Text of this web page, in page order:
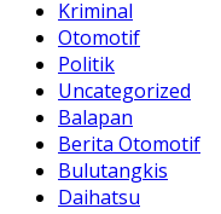
Kriminal
Otomotif
Politik
Uncategorized
Balapan
Berita Otomotif
Bulutangkis
Daihatsu